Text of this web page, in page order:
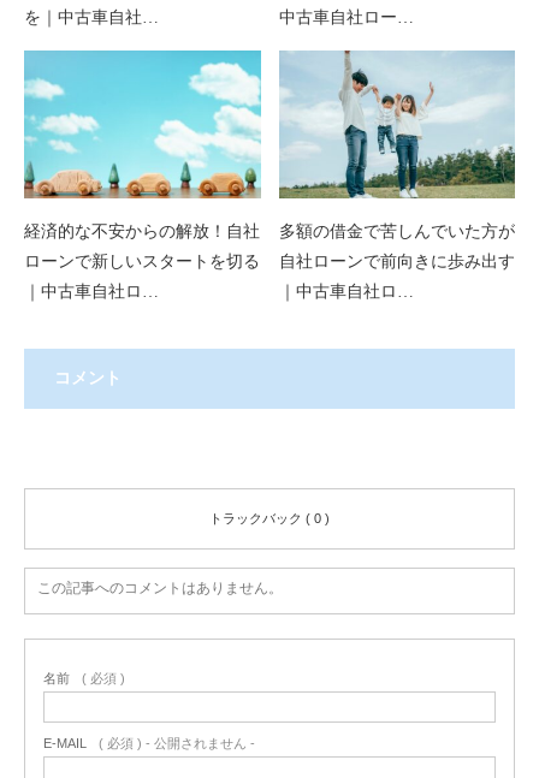
を｜中古車自社…
中古車自社ロー…
経済的な不安からの解放！自社
ローンで新しいスタートを切る
｜中古車自社ロ…
多額の借金で苦しんでいた方が
自社ローンで前向きに歩み出す
｜中古車自社ロ…
コメント
トラックバック ( 0 )
この記事へのコメントはありません。
名前 ( 必須 )
E-MAIL ( 必須 ) - 公開されません -